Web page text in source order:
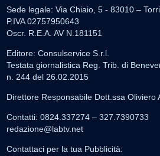
Sede legale: Via Chiaio, 5 - 83010 –
P.IVA 02757950643
Oscr. R.E.A. AV N.181151
Editore: Consulservice S.r.l.
Testata giornalistica Reg. Trib. di
n. 244 del 26.02.2015
Direttore Responsabile Dott.ssa Oliviero
Contatti: 0824.337274 – 327.7390733
redazione@labtv.net
Contattaci per la tua Pubblicità: